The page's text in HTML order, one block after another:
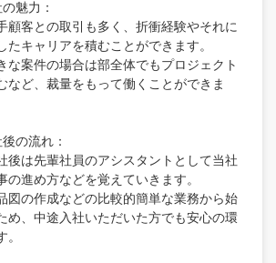
魅力：
顧客との取引も多く、折衝経験やそれに
たキャリアを積むことができます。
な案件の場合は部全体でもプロジェクト
など、裁量をもって働くことができま
の流れ：
後は先輩社員のアシスタントとして当社
の進め方などを覚えていきます。
図の作成などの比較的簡単な業務から始
め、中途入社いただいた方でも安心の環